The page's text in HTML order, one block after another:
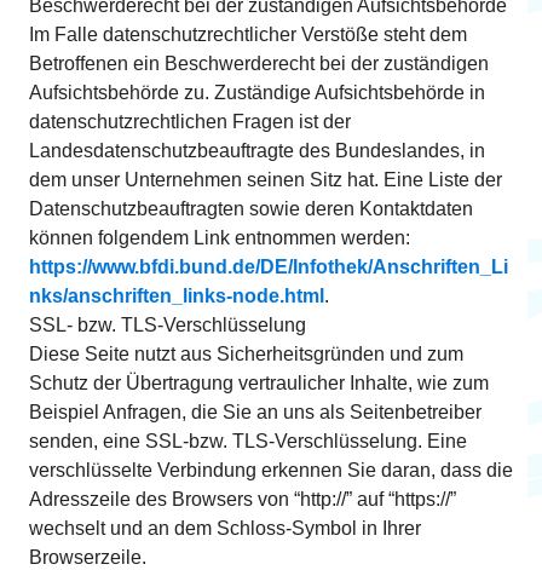
Beschwerderecht bei der zuständigen Aufsichtsbehörde
Im Falle datenschutzrechtlicher Verstöße steht dem
Betroffenen ein Beschwerderecht bei der zuständigen
Aufsichtsbehörde zu. Zuständige Aufsichtsbehörde in
datenschutzrechtlichen Fragen ist der
Landesdatenschutzbeauftragte des Bundeslandes, in
dem unser Unternehmen seinen Sitz hat. Eine Liste der
Datenschutzbeauftragten sowie deren Kontaktdaten
können folgendem Link entnommen werden:
https://www.bfdi.bund.de/DE/Infothek/Anschriften_Li
nks/anschriften_links-node.html .
SSL- bzw. TLS-Verschlüsselung
Diese Seite nutzt aus Sicherheitsgründen und zum
Schutz der Übertragung vertraulicher Inhalte, wie zum
Beispiel Anfragen, die Sie an uns als Seitenbetreiber
senden, eine SSL-bzw. TLS-Verschlüsselung. Eine
verschlüsselte Verbindung erkennen Sie daran, dass die
Adresszeile des Browsers von “http://” auf “https://”
wechselt und an dem Schloss-Symbol in Ihrer
Browserzeile.